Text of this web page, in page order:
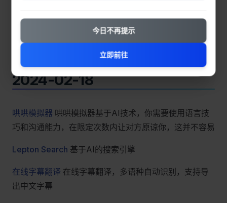
今日不再提示
立即前往
zo.cm免费短链
imgsmall
2024-02-18
哄哄模拟器 哄哄模拟器基于AI技术，你需要使用语言技
巧和沟通能力，在限定次数内让对方原谅你，这并不容易
Lepton Search 基于AI的搜索引擎
在线字幕翻译 在线字幕翻译，多语种自动识别，支持导
出中文字幕